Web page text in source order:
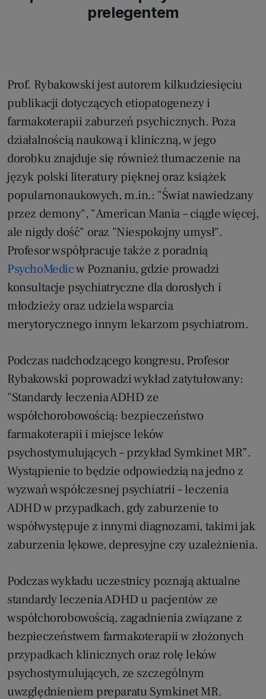
prelegentem
Prof. Rybakowski jest autorem kilkudziesięciu
publikacji dotyczących etiopatogenezy i
farmakoterapii zaburzeń psychicznych. Poza
działalnością naukową i kliniczną, w jego
dorobku znajduje się również tłumaczenie na
język polski literatury pięknej oraz książek
popularnonaukowych, m.in.: "Świat nawiedzany
przez demony", "American Mania – ciągle więcej,
ale nigdy dość" oraz "Niespokojny umysł".
Profesor współpracuje także z poradnią
PsychoMedicw Poznaniu, gdzie prowadzi
konsultacje psychiatryczne dla dorosłych i
młodzieży oraz udziela wsparcia
merytorycznego innym lekarzom psychiatrom.
Podczas nadchodzącego kongresu, Profesor
Rybakowski poprowadzi wykład zatytułowany:
"Standardy leczenia ADHD ze
współchorobowością: bezpieczeństwo
farmakoterapii i miejsce leków
psychostymulujących – przykład Symkinet MR”.
Wystąpienie to będzie odpowiedzią na jedno z
wyzwań współczesnej psychiatrii – leczenia
ADHD w przypadkach, gdy zaburzenie to
współwystępuje z innymi diagnozami, takimi jak
zaburzenia lękowe, depresyjne czy uzależnienia.
Podczas wykładu uczestnicy poznają aktualne
standardy leczenia ADHD u pacjentów ze
współchorobowością, zagadnienia związane z
bezpieczeństwem farmakoterapii w złożonych
przypadkach klinicznych oraz rolę leków
psychostymulujących, ze szczególnym
uwzględnieniem preparatu Symkinet MR.